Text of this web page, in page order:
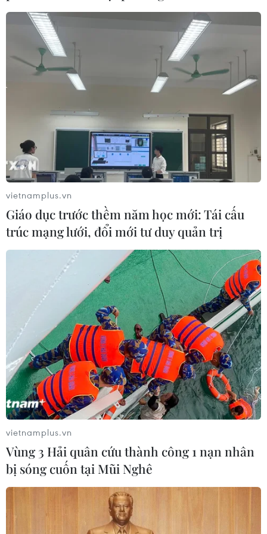
65 năm thảm họa da cam: Mở rộng
chính sách, chung tay hàn gắn
09/08/2026 01:39
Thời tiết ngày 9/8: Bắc Bộ và Trung
Bộ ngày nắng nóng, Nam Bộ có mưa
dông
08/08/2026 23:08
Xe tải va chạm xe máy tại Đắk Lắk
làm hai người thương vong
08/08/2026 14:58
Chuyển Bộ Công an thông tin 7 cá
nhân bán vàng không rõ nguồn gốc
08/08/2026 14:37
Olympic Trí tuệ nhân
tạo quốc tế 2026: 7/8 học sinh Việt
Nam đoạt huy chương
08/08/2026 14:24
Áp thấp nhiệt đới đã suy yếu thành
08/08/2026 14:19
vietnamplus.vn
Giáo dục trước thềm năm học mới: Tái cấu
trúc mạng lưới, đổi mới tư duy quản trị
vietnamplus.vn
Vùng 3 Hải quân cứu thành công 1 nạn nhân
bị sóng cuốn tại Mũi Nghê